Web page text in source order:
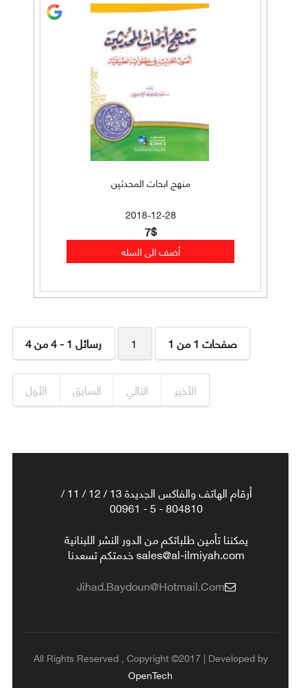
منهج ابحاث المحدثين
2018-12-28
7$
رسائل 1 - 4 من 4 1 صفحات 1 من 1
الأول السابق التالي الأخير
أرقام الهاتف والفاكس الجديدة 13 / 12 / 11 /
804810 - 5 - 00961
يمكننا تأمين طلباتكم من الدور النشر اللبنانية
sales@al-ilmiyah.com خدمتكم تسعدنا
Jihad.baydoun@hotmail.com
All Rights Reserved , Copyright ©2017 | Developed by
OpenTech